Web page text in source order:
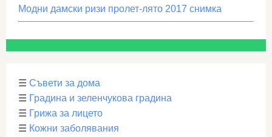
Модни дамски ризи пролет-лято 2017 снимка
☰ Съвети за дома
☰ Градина и зеленчукова градина
☰ Грижа за лицето
☰ Кожни заболявания